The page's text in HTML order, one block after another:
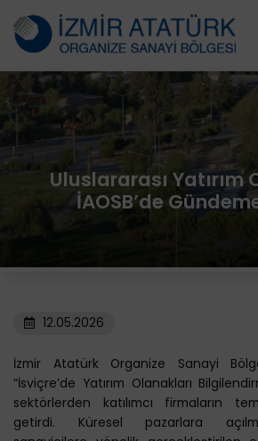
Uluslararası Yatırım
İAOSB’de
12.05.2026
İzmir Atatürk Organize Sanayi
“İsviçre’de Yatırım Olanakları
sektörlerden katılımcı firmaların
getirdi. Küresel pazarlara